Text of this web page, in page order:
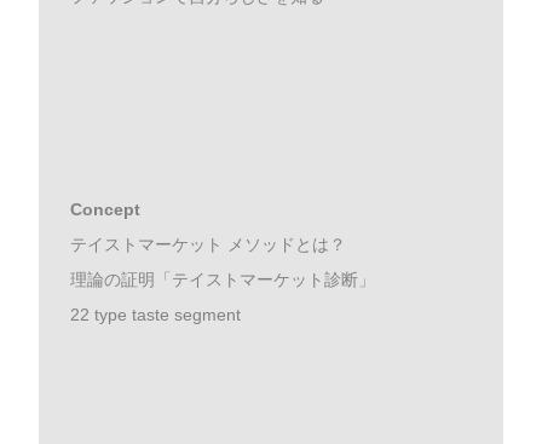
Concept
テイストマーケット メソッドとは？
理論の証明「テイストマーケット診断」
22 type taste segment